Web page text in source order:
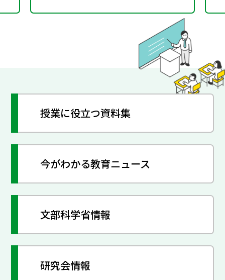
授業に役立つ資料集
今がわかる教育ニュース
文部科学省情報
研究会情報